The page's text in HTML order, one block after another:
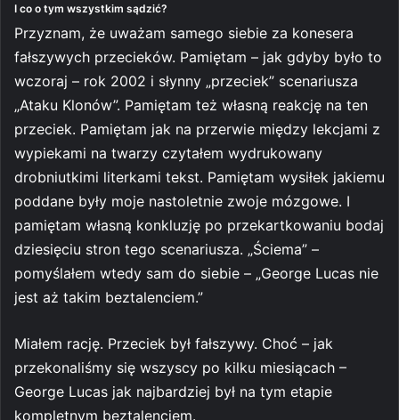
I co o tym wszystkim sądzić?
Przyznam, że uważam samego siebie za konesera
fałszywych przecieków. Pamiętam – jak gdyby było to
wczoraj – rok 2002 i słynny „przeciek” scenariusza
„Ataku Klonów”. Pamiętam też własną reakcję na ten
przeciek. Pamiętam jak na przerwie między lekcjami z
wypiekami na twarzy czytałem wydrukowany
drobniutkimi literkami tekst. Pamiętam wysiłek jakiemu
poddane były moje nastoletnie zwoje mózgowe. I
pamiętam własną konkluzję po przekartkowaniu bodaj
dziesięciu stron tego scenariusza. „Ściema” –
pomyślałem wtedy sam do siebie – „George Lucas nie
jest aż takim beztalenciem.”
Miałem rację. Przeciek był fałszywy. Choć – jak
przekonaliśmy się wszyscy po kilku miesiącach –
George Lucas jak najbardziej był na tym etapie
kompletnym beztalenciem.